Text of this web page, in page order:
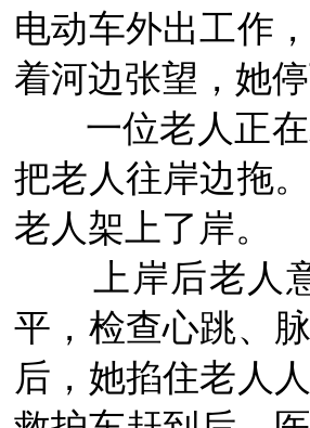
电动车外出工作
着河边张望，她
一位老人正
把老人往岸边拖
老人架上了岸。
上岸后老
平，检查心跳、
后，她掐住老人